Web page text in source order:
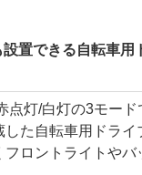
置できる自転車用
灯/白灯の3モード
した自転車用ドライ
ロントライトやバ